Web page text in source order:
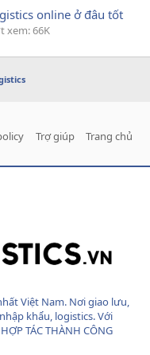
online ở đâu tốt
xem: 66K
Trợ giúp Trang chủ
Việt Nam. Nơi giao lưu,
khẩu, logistics. Với
TÁC THÀNH CÔNG